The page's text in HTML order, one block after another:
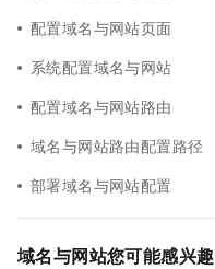
配置域名与网站页面
系统配置域名与网站
配置域名与网站路由
域名与网站路由配置路径
部署域名与网站配置
域名与网站您可能感兴趣